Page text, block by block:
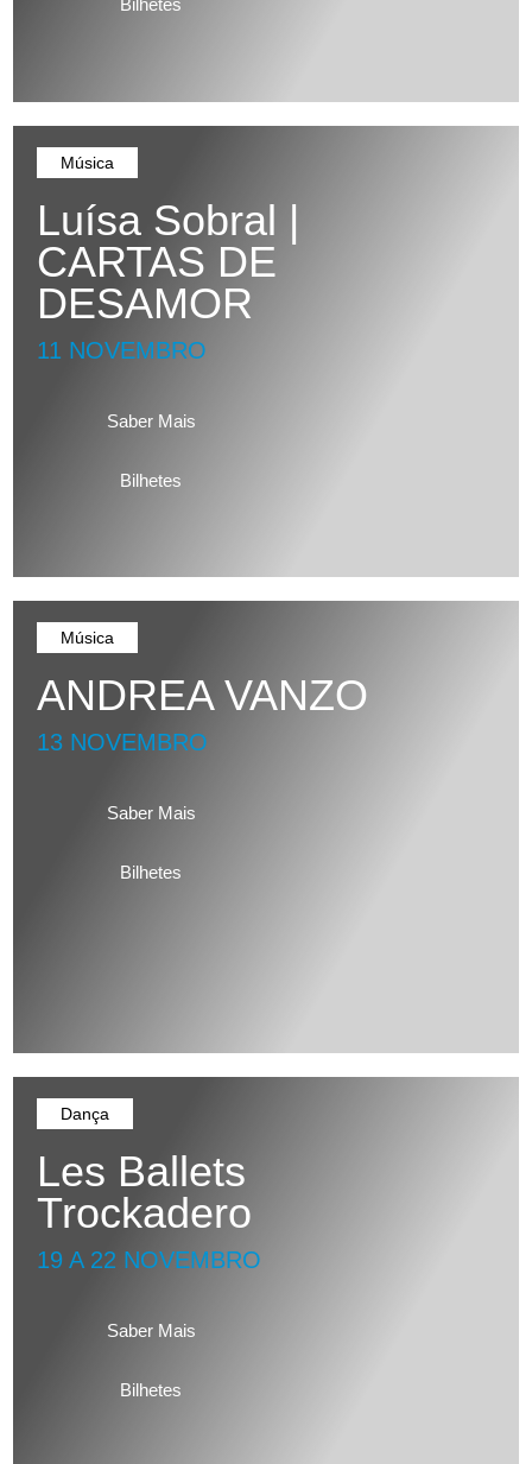
Música
Luísa Sobral |
CARTAS DE
DESAMOR
11 NOVEMBRO
Saber Mais
Bilhetes
Música
ANDREA VANZO
13 NOVEMBRO
Saber Mais
Bilhetes
Dança
Les Ballets
Trockadero
19 A 22 NOVEMBRO
Saber Mais
Bilhetes